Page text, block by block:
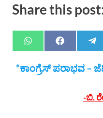
Share this
*ಕಾಂಗ್ರೆಸ್ ಪರಾಭವ
-ಬಿ.